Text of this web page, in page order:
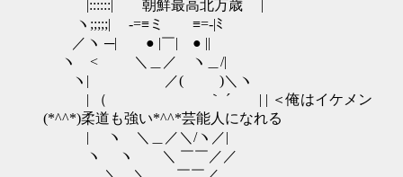
|::::::| 朝鮮最高北万歳 |
ヽ;;;;;| -=≡ミ ≡=-|ﾐ
／ヽ ─| ● |￣| ● ||
ヽ < ＼＿／ ヽ＿/|
ヽ| ／( )＼ヽ
| （ ｀ ´ | | ＜俺はイケメン
(*^^*)柔道も強い*^^*芸能人になれる
| ヽ ＼＿／＼/ヽ／|
ヽ ヽ ＼ ￣￣／／